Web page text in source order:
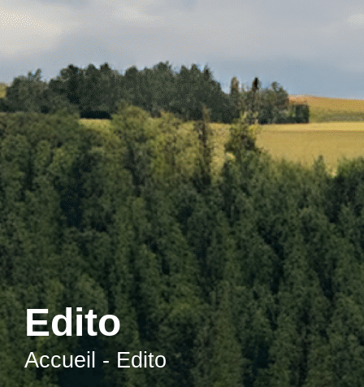
principal
Edito
Accueil - Edito